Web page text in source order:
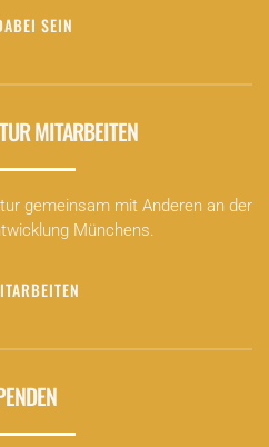
SEIN
MITARBEITEN
gemeinsam mit Anderen an der
Münchens.